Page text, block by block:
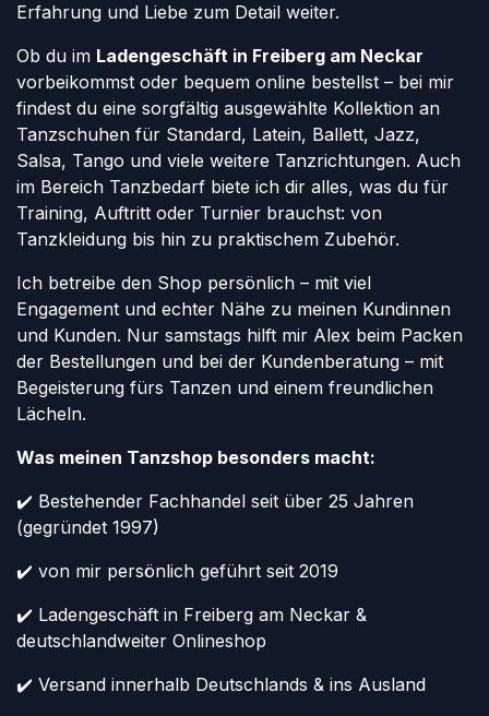
Erfahrung und Liebe zum Detail weiter.
Ob du im Ladengeschäft in Freiberg am Neckar
vorbeikommst oder bequem online bestellst – bei mir
findest du eine sorgfältig ausgewählte Kollektion an
Tanzschuhen für Standard, Latein, Ballett, Jazz,
Salsa, Tango und viele weitere Tanzrichtungen. Auch
im Bereich Tanzbedarf biete ich dir alles, was du für
Training, Auftritt oder Turnier brauchst: von
Tanzkleidung bis hin zu praktischem Zubehör.
Ich betreibe den Shop persönlich – mit viel
Engagement und echter Nähe zu meinen Kundinnen
und Kunden. Nur samstags hilft mir Alex beim Packen
der Bestellungen und bei der Kundenberatung – mit
Begeisterung fürs Tanzen und einem freundlichen
Lächeln.
Was meinen Tanzshop besonders macht:
✔️ Bestehender Fachhandel seit über 25 Jahren
(gegründet 1997)
✔️ von mir persönlich geführt seit 2019
✔️ Ladengeschäft in Freiberg am Neckar &
deutschlandweiter Onlineshop
✔️ Versand innerhalb Deutschlands & ins Ausland